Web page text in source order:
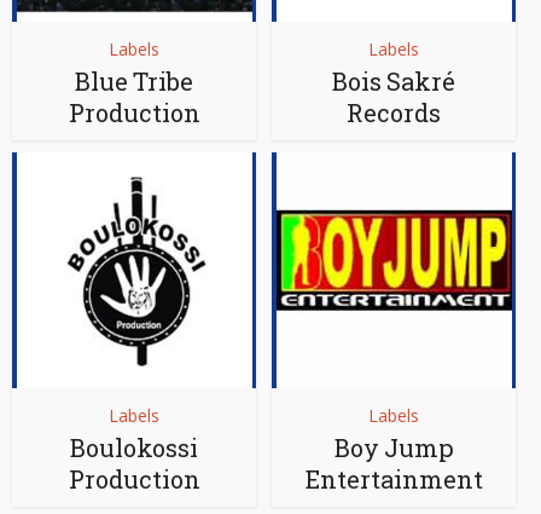
Labels
Blue Tribe
Production
Labels
Bois Sakré
Records
Labels
Boulokossi
Production
Labels
Boy Jump
Entertainment